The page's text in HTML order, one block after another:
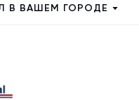
БЮРО ПЕРЕВОДОВ АДМИРАЛ В ВАШЕМ ГОРОДЕ